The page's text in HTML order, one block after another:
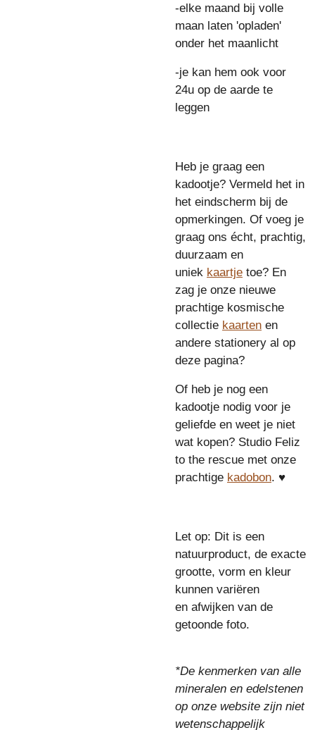
-elke maand bij volle
maan laten 'opladen'
onder het maanlicht
-je kan hem ook voor
24u op de aarde te
leggen
Heb je graag een
kadootje? Vermeld het in
het eindscherm bij de
opmerkingen. Of voeg je
graag ons écht, prachtig,
duurzaam en
uniek kaartje toe? En
zag je onze nieuwe
prachtige kosmische
collectie kaarten en
andere stationery al op
deze pagina?
Of heb je nog een
kadootje nodig voor je
geliefde en weet je niet
wat kopen? Studio Feliz
to the rescue met onze
prachtige kadobon. ♥
Let op: Dit is een
natuurproduct, de exacte
grootte, vorm en kleur
kunnen variëren
en afwijken van de
getoonde foto.
*De kenmerken van alle
mineralen en edelstenen
op onze website zijn niet
wetenschappelijk